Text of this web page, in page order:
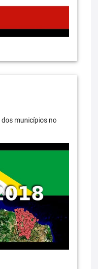
municípios no